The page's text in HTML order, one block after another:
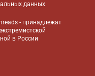
данных
- принадлежат
в России